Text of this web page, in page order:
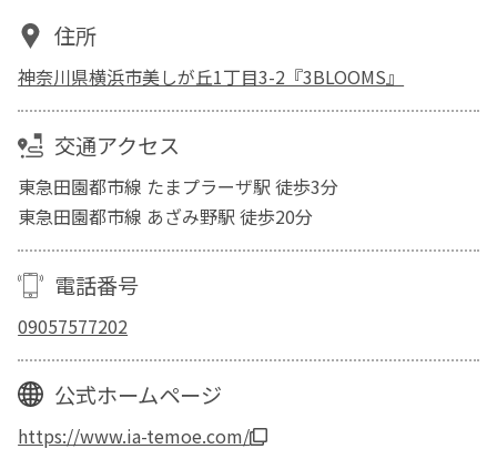
住所
神奈川県横浜市美しが丘1丁目3-2『3BLOOMS』
交通アクセス
東急田園都市線 たまプラーザ駅 徒歩3分
東急田園都市線 あざみ野駅 徒歩20分
電話番号
09057577202
公式ホームページ
https://www.ia-temoe.com/